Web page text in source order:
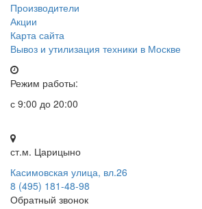
Производители
Акции
Карта сайта
Вывоз и утилизация техники в Москве
Режим работы:
с 9:00 до 20:00
ст.м. Царицыно
Касимовская улица, вл.26
8 (495) 181-48-98
Обратный звонок